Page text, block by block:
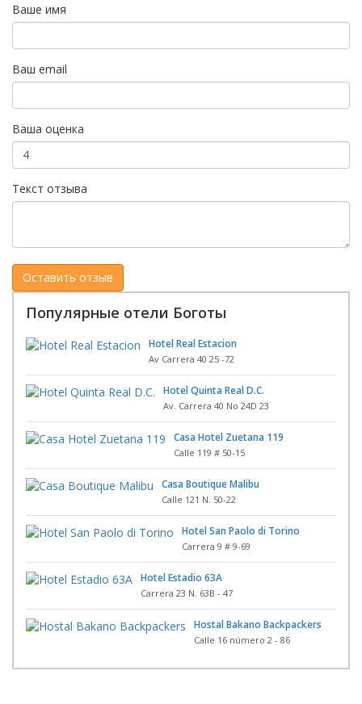
Ваше имя
Ваш email
Ваша оценка
Текст отзыва
Популярные отели Боготы
Hotel Real Estacion
Av Carrera 40 25 -72
Hotel Quinta Real D.C.
Av. Carrera 40 No 24D 23
Casa Hotel Zuetana 119
Calle 119 # 50-15
Casa Boutique Malibu
Calle 121 N. 50-22
Hotel San Paolo di Torino
Carrera 9 # 9-69
Hotel Estadio 63A
Carrera 23 N. 63B - 47
Hostal Bakano Backpackers
Calle 16 número 2 - 86